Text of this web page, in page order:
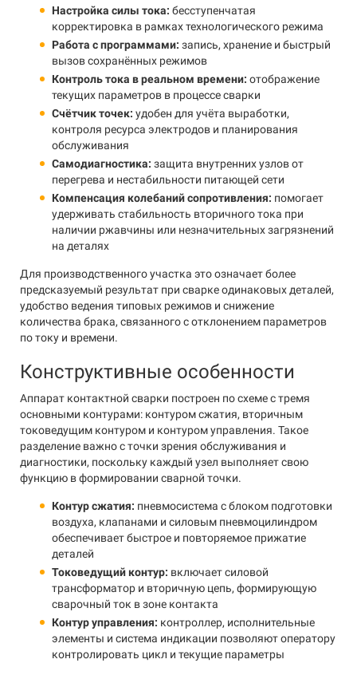
Настройка силы тока: бесступенчатая
корректировка в рамках технологического режима
Работа с программами: запись, хранение и быстрый
вызов сохранённых режимов
Контроль тока в реальном времени: отображение
текущих параметров в процессе сварки
Счётчик точек: удобен для учёта выработки,
контроля ресурса электродов и планирования
обслуживания
Самодиагностика: защита внутренних узлов от
перегрева и нестабильности питающей сети
Компенсация колебаний сопротивления: помогает
удерживать стабильность вторичного тока при
наличии ржавчины или незначительных загрязнений
на деталях
Для производственного участка это означает более
предсказуемый результат при сварке одинаковых деталей,
удобство ведения типовых режимов и снижение
количества брака, связанного с отклонением параметров
по току и времени.
Конструктивные особенности
Аппарат контактной сварки построен по схеме с тремя
основными контурами: контуром сжатия, вторичным
токоведущим контуром и контуром управления. Такое
разделение важно с точки зрения обслуживания и
диагностики, поскольку каждый узел выполняет свою
функцию в формировании сварной точки.
Контур сжатия: пневмосистема с блоком подготовки
воздуха, клапанами и силовым пневмоцилиндром
обеспечивает быстрое и повторяемое прижатие
деталей
Токоведущий контур: включает силовой
трансформатор и вторичную цепь, формирующую
сварочный ток в зоне контакта
Контур управления: контроллер, исполнительные
элементы и система индикации позволяют оператору
контролировать цикл и текущие параметры